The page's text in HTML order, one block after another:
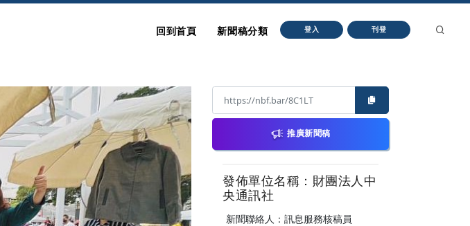
回到首頁 新聞稿分類 登入 刊登
推廣新聞稿
發佈單位名稱：財團法人中
央通訊社
新聞聯絡人：訊息服務核稿員